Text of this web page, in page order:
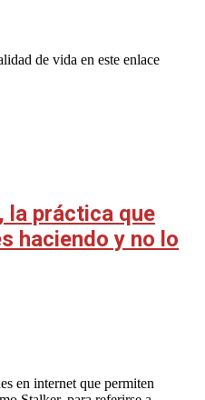
de vida en este enlace
la práctica que
haciendo y no lo
en internet que permiten